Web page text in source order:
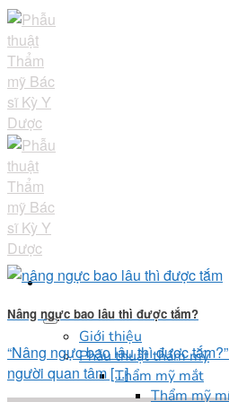
Skip
to
content
Giới thiệu
Phẫu thuật thẩm mỹ
Thẩm mỹ mắt
Thẩm mỹ
Nâng ngực bao lâu thì được tắm?
“Nâng ngực bao lâu thì được
người quan tâm [...]